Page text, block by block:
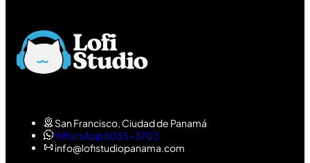
San Francisco, Ciudad de Panamá
WhatsApp 6035-3703
info@lofistudiopanama.com